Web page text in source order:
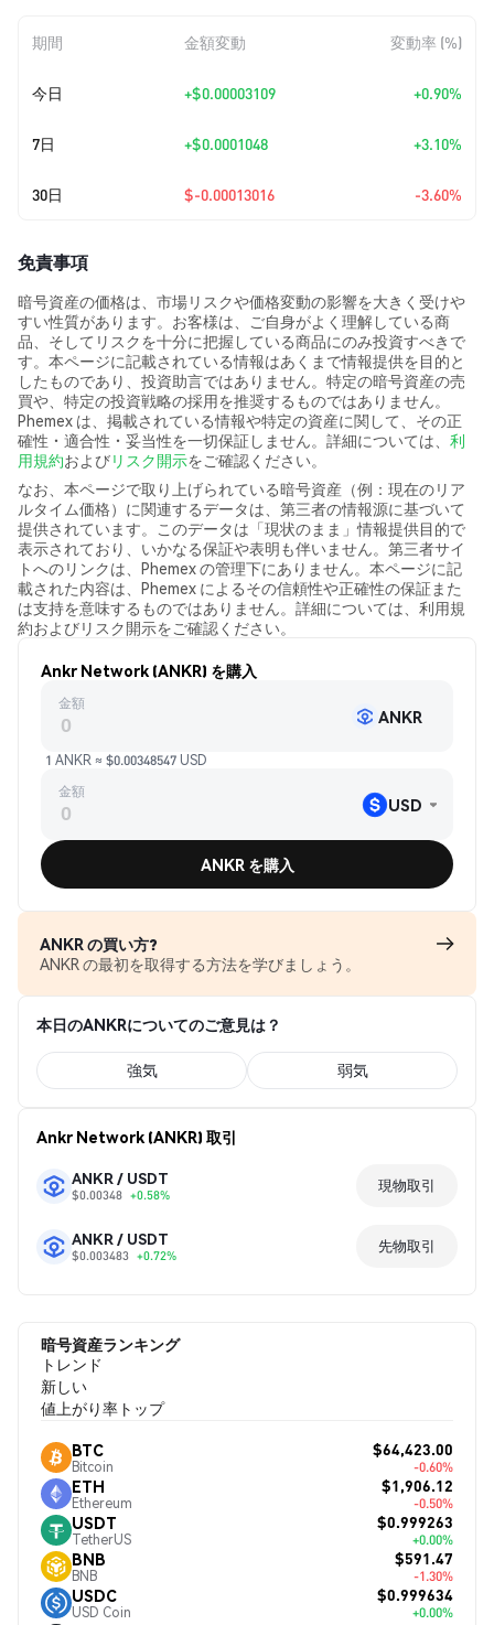
期間 金額変動 変動率 (%)
今日 +$0.00003109 +0.90%
7日 +$0.0001048 +3.10%
30日 $-0.00013016 -3.60%
免責事項
暗号資産の価格は、市場リスクや価格変動の影響を大きく受けや
すい性質があります。お客様は、ご自身がよく理解している商
品、そしてリスクを十分に把握している商品にのみ投資すべきで
す。本ページに記載されている情報はあくまで情報提供を目的と
したものであり、投資助言ではありません。特定の暗号資産の売
買や、特定の投資戦略の採用を推奨するものではありません。
Phemex は、掲載されている情報や特定の資産に関して、その正
確性・適合性・妥当性を一切保証しません。詳細については、 利
用規約およびリスク開示をご確認ください。
なお、本ページで取り上げられている暗号資産（例：現在のリア
ルタイム価格）に関連するデータは、第三者の情報源に基づいて
提供されています。このデータは「現状のまま」情報提供目的で
表示されており、いかなる保証や表明も伴いません。第三者サイ
トへのリンクは、Phemex の管理下にありません。本ページに記
載された内容は、Phemex によるその信頼性や正確性の保証また
は支持を意味するものではありません。詳細については、利用規
約およびリスク開示をご確認ください。
Ankr Network (ANKR) を購入
金額
ANKR
1 ANKR ≈ $0.00348547 USD
金額
USD
ANKR を購入
ANKR の買い方?
ANKR の最初を取得する方法を学びましょう。
本日のANKRについてのご意見は？
強気 弱気
Ankr Network (ANKR) 取引
ANKR / USDT
$0.00348 +0.58%
現物取引
ANKR / USDT
$0.003483 +0.72%
先物取引
暗号資産ランキング
トレンド
新しい
値上がり率トップ
BTC
Bitcoin
$64,423.00
-0.60%
ETH
Ethereum
$1,906.12
-0.50%
USDT
TetherUS
$0.999263
+0.00%
BNB
BNB
$591.47
-1.30%
USDC
USD Coin
$0.999634
+0.00%